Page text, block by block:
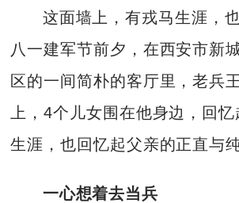
这面墙上，有戎马生涯，
八一建军节前夕，在西安市新
区的一间简朴的客厅里，老兵
上，4个儿女围在他身边，回
生涯，也回忆起父亲的正直与纯
一心想着去当兵